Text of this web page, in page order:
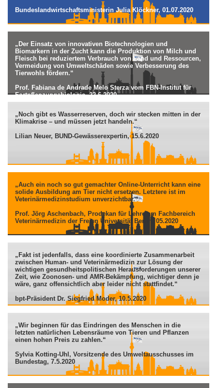
Bundeslandwirtschaftsministerin Julia Klöckner, 01.07.2020
„Der Einsatz von innovativen Biotechnologien und
Biomarkern in der Zucht kann die Produktion von Milch und
Fleisch bei reduziertem Verbrauch von Land und Ressourcen,
Vermeidung von Umweltschäden sowie Verbesserung des
Tierwohls fördern.“
Prof. Fabiana de Andrade Melo Sterza vom FBN-Institut für
Fortpflanzungsbiologie, 22.6.2020
„Noch gibt es Wasserreserven, doch wir stecken mitten in der
Klimakrise – und müssen jetzt handeln.“
Lilian Neuer, BUND-Gewässerexpertin, 15.6.2020
„Auch ein noch so gut gemachter Online-Unterricht kann eine
solide Ausbildung am Tier nicht ersetzen. Letztere ist im
Veterinärmedizinstudium unverzichtbar.“
Prof. Jörg Aschenbach, Prodekan für Lehre am Fachbereich
Veterinärmedizin der Freien Universität Berlin, 05.2020
„Fakt ist jedenfalls, dass eine koordinierte Zusammenarbeit
zwischen Human- und Veterinärmedizin zur Lösung der
wichtigen gesundheitspolitischen Herausforderungen unserer
Zeit, wie Zoonosen- und AMR-Bekämpfung, wichtiger denn je
wäre, ganz offensichtlich aber leider nicht stattfindet.“
bpt-Präsident Dr. Siegfried Moder, 10.5.2020
„Wir beginnen für das Eindringen des Menschen in die
letzten natürlichen Lebensräume von Tieren und Pflanzen
einen hohen Preis zu zahlen.“
Sylvia Kotting-Uhl, Vorsitzende des Umweltausschusses im
Bundestag, 7.5.2020